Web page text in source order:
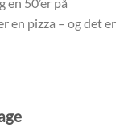
en pizza – og det er